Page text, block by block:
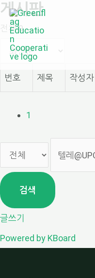
콘
텐
로
게시판
전체 9
번호 제목 작성자
1
검색
글쓰기
Powered by KBoard